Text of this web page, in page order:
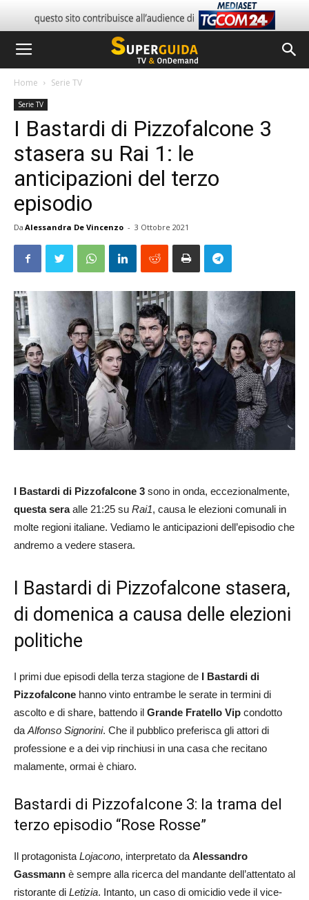
Home Serie TV
Serie TV
I Bastardi di Pizzofalcone 3
stasera su Rai 1: le
anticipazioni del terzo
episodio
Da Alessandra De Vincenzo - 3 Ottobre 2021
I Bastardi di Pizzofalcone 3 sono in onda, eccezionalmente,
questa seraalle 21:25 su Rai1, causa le elezioni comunali in
molte regioni italiane. Vediamo le anticipazioni dell’episodio che
andremo a vedere stasera.
I Bastardi di Pizzofalcone stasera,
di domenica a causa delle elezioni
politiche
I primi due episodi della terza stagione de I Bastardi di
Pizzofalcone hanno vinto entrambe le serate in termini di
ascolto e di share, battendo il Grande Fratello Vip condotto
da Alfonso Signorini. Che il pubblico preferisca gli attori di
professione e a dei vip rinchiusi in una casa che recitano
malamente, ormai è chiaro.
Bastardi di Pizzofalcone 3: la trama del
terzo episodio “Rose Rosse”
Il protagonista Lojacono, interpretato da Alessandro
Gassmann è sempre alla ricerca del mandante dell’attentato al
ristorante di Letizia. Intanto, un caso di omicidio vede il vice-